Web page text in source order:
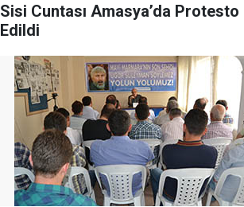
Sisi Cuntası Amasya’da Protesto
Edildi